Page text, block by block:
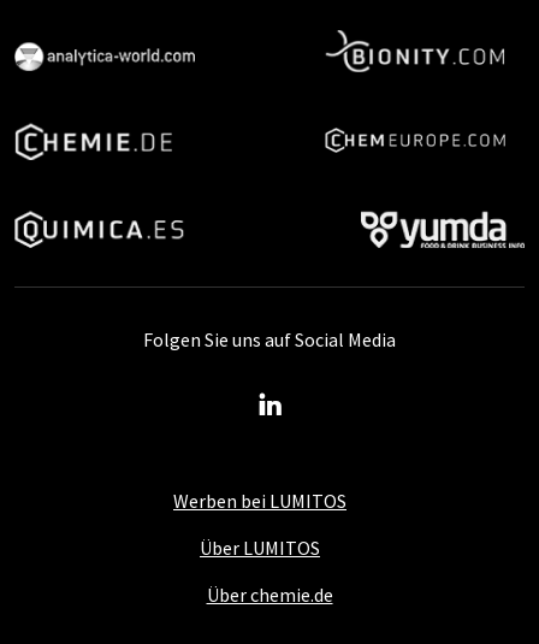
Werben bei LUMITOS
Über LUMITOS
Über chemie.de
Folgen Sie uns auf Social Media